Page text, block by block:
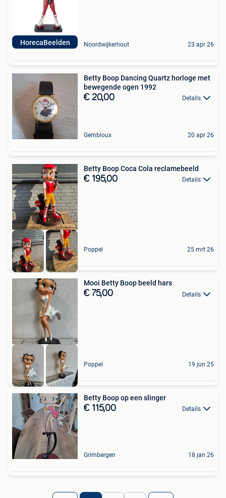
HorecaBeelden Noordwijkerhout 23 apr 26
Betty Boop Dancing Quartz horloge met
bewegende ogen 1992
€ 20,00 Details
Gembloux 20 apr 26
Betty Boop Coca Cola reclamebeeld
€ 195,00 Details
Poppel 25 mrt 26
Mooi Betty Boop beeld hars
€ 75,00 Details
Poppel 19 jun 25
Betty Boop op een slinger
€ 115,00 Details
Grimbergen 18 jan 26